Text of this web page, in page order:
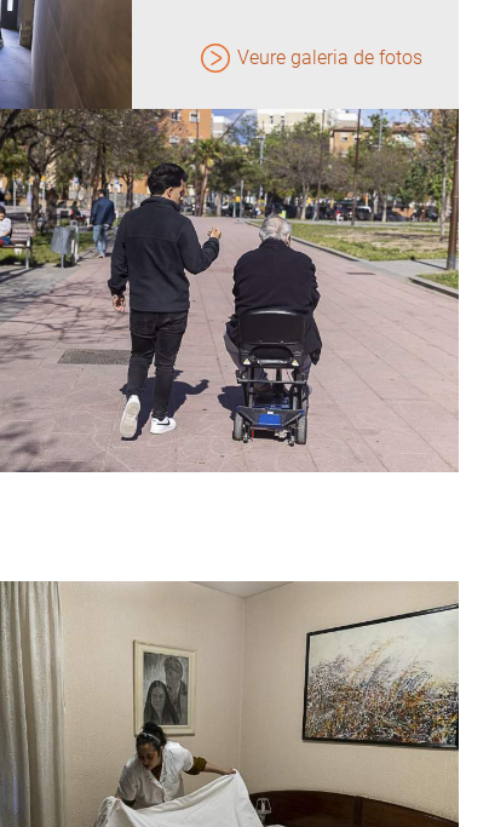
Veure galeria de fotos